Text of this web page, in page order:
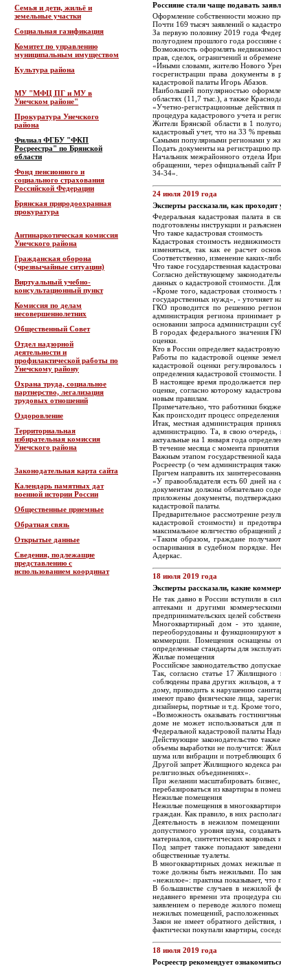
Семья и дети, жильё и
земельные участки
Социальная газификация
Комитет по управлению
муниципальным имуществом
Культура района
МУ "МФЦ ПГ и МУ в
Унечском районе"
Прокуратура Унечского
района
Филиал ФГБУ "ФКП
Росреестра" по Брянской
области
Фонд пенсионного и
социального страхования
Российской Федерации
Брянская природоохранная
прокуратура
Антинаркотическая комиссия
Унечского района
Гражданская оборона
(чрезвычайные ситуации)
Виртуальный учебно-
консультационный пункт
Комиссия по делам
несовершеннолетних
Общественный Совет
Отдел надзорной
деятельности и
профилактической работы по
Унечскому району
Охрана труда, социальное
партнерство, легализация
трудовых отношений
Оздоровление
Территориальная
избирательная комиссия
Унечского района
Законодательная карта сайта
Календарь памятных дат
военной истории России
Общественные приемные
Обратная связь
Открытые данные
Сведения, подлежащие
представлению с
использованием координат
Россияне стали чаще подавать
Оформление собственности можно
Почти 169 тысяч заявлений о
За первую половину 2019 года
полугодием прошлого года россияне
Возможность оформлять
прав, сделок, ограничений и
«Иными словами, жителю Нового
госрегистрации права документы
кадастровой палаты Игорь Абазов.
Наибольшей популярностью
областях (11,7 тыс.), а также
«Учетно-регистрационные действия
процедура кадастрового учета и
Жители Брянской области в 1
кадастровый учет, что на 33 %
Самыми популярными регионами у
Подать документы на регистрацию
Начальник межрайонного отдела
обращении, через официальный сайт
34-34».
24 июля 2019 года
Эксперты рассказали, как
Федеральная кадастровая палата в
подготовлены инструкции и
Что такое кадастровая стоимость
Кадастровая стоимость
изменяться, так как ее расчет
Соответственно, изменение каких-
Что такое государственная
Согласно действующему
данных о кадастровой стоимости.
«Кроме того, кадастровая
государственных нужд», - уточняет
ГКО проводится по решению
администрация региона принимает
основании запроса администрации
В городах федерального значения
оценки.
Кто в России определяет
Работы по кадастровой оценке
кадастровой оценки
определения кадастровой стоимости.
В настоящее время продолжается
оценке, согласно которому
новым правилам.
Примечательно, что работники
Как происходит процесс
Итак, местная администрация
администрацию. Та, в свою очередь,
актуальные на 1 января года
В течение месяца с момента
Важным этапом государственной
Росреестр (о чем администрация
Причем направить их
«У правообладателя есть 60 дней на
документам должны обязательно
приложены документы,
кадастровой палаты.
Предварительное рассмотрение
кадастровой стоимости) и
максимальное количество обращений
«Таким образом, граждане
оспаривания в судебном порядке.
Адеркас.
18 июля 2019 года
Эксперты рассказали, какие
Не так давно в России вступили в
аптеками и другими
предпринимательских целей
Многоквартирный дом - это
переоборудованы и функционируют
коммерции. Помещения оснащены
определенные стандарты для
Жилые помещения
Российское законодательство
Так, согласно статье 17
соблюдены права других жильцов, а
дому, приводить к нарушению
имеют право физические лица,
дизайнеры, портные и т.д. Кроме
«Возможность оказывать
доме не может использоваться для
Федеральной кадастровой палаты
Действующие законодательство
объемы выработки не получится:
шума или вибрации и потребляющих
Другой запрет Жилищного кодекса
религиозных объединениях».
При желании масштабировать
перебазироваться из квартиры в
Нежилые помещения
Нежилые помещения в
граждан. Как правило, в них
Деятельность в нежилом
допустимого уровня шума,
материалов, синтетических ковровых
Под запрет также попадают
общественные туалеты.
В многоквартирных домах нежилые
тоже должны быть нежилыми. По
«нежилое»: практика показывает, что
В большинстве случаев в нежилой
недавнего времени эта процедура
заявлением о переводе жилого
нежилых помещений, расположенных
Закон не имеет обратного
фактически покупали квартиры,
18 июля 2019 года
Росреестр рекомендует